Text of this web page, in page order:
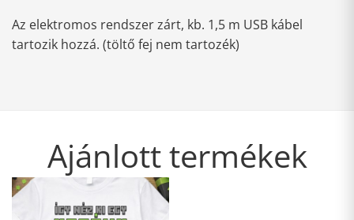
Az elektromos rendszer zárt, kb. 1,5 m USB kábel
tartozik hozzá. (töltő fej nem tartozék)
Ajánlott termékek